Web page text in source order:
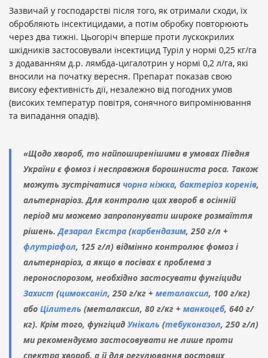
Зазвичай у господарстві після того, як отримали сходи, їх
обробляють інсектицидами, а потім обробку повторюють
через два тижні. Цьогоріч вперше проти лускокрилих
шкідників застосовували інсектицид Туріл у нормі 0,25 кг/га
з додаванням д.р. лямбда-цигалотрин у нормі 0,2 л/га, які
вносили на початку вересня. Препарат показав свою
високу ефективність дії, незалежно від погодних умов
(високих температур повітря, сонячного випромінювання
та випадання опадів).
«Щодо хвороб, то найпоширенішими в умовах Півдня
України є фомоз і несправжня борошниста роса. Також
можуть зустрічатися чорна ніжка, бактеріоз коренів,
альтернаріоз. Для контролю цих хвороб в осінній
період ми можемо запропонувати широке розмаїття
рішень.Дезарал Екстра (карбендазим, 250 г/л +
флутріафол, 125 г/л) відмінно контролює фомоз і
альтернаріоз, а якщо в посівах є проблема з
пероноспорозом, необхідно застосувати фунгіциди
Захист (цимоксаніл, 250 г/кг + металаксил, 100 г/кг)
або Цілитель (металаксил, 80 г/кг + манкоцеб, 640 г/
кг). Крім того, фунгіцид Унікаль (тебуконазол, 250 г/л)
ми рекомендуємо застосовувати не лише проти
спектра хвороб, а й для регулювання ростових